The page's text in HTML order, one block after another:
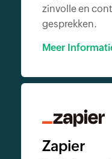
zinvolle en
gesprekken.
Meer
Zapier